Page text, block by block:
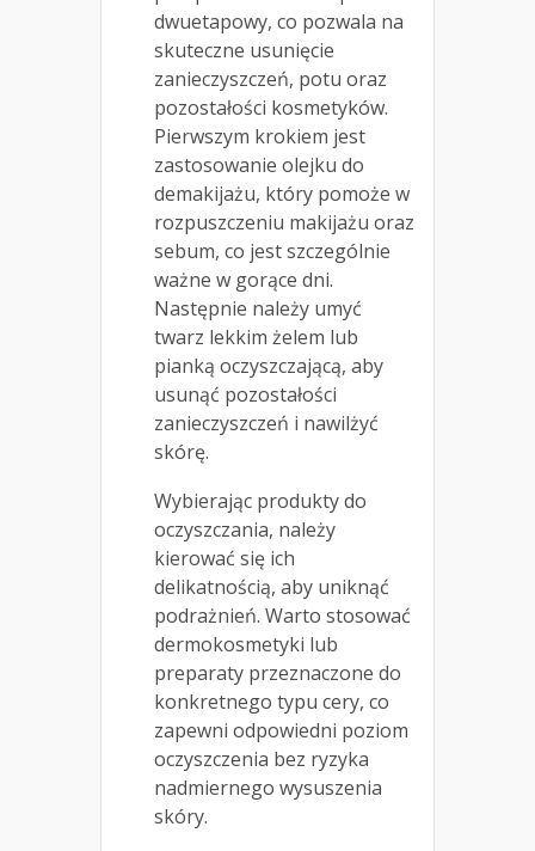
dwuetapowy, co pozwala na
skuteczne usunięcie
zanieczyszczeń, potu oraz
pozostałości kosmetyków.
Pierwszym krokiem jest
zastosowanie olejku do
demakijażu, który pomoże w
rozpuszczeniu makijażu oraz
sebum, co jest szczególnie
ważne w gorące dni.
Następnie należy umyć
twarz lekkim żelem lub
pianką oczyszczającą, aby
usunąć pozostałości
zanieczyszczeń i nawilżyć
skórę.
Wybierając produkty do
oczyszczania, należy
kierować się ich
delikatnością, aby uniknąć
podrażnień. Warto stosować
dermokosmetyki lub
preparaty przeznaczone do
konkretnego typu cery, co
zapewni odpowiedni poziom
oczyszczenia bez ryzyka
nadmiernego wysuszenia
skóry.